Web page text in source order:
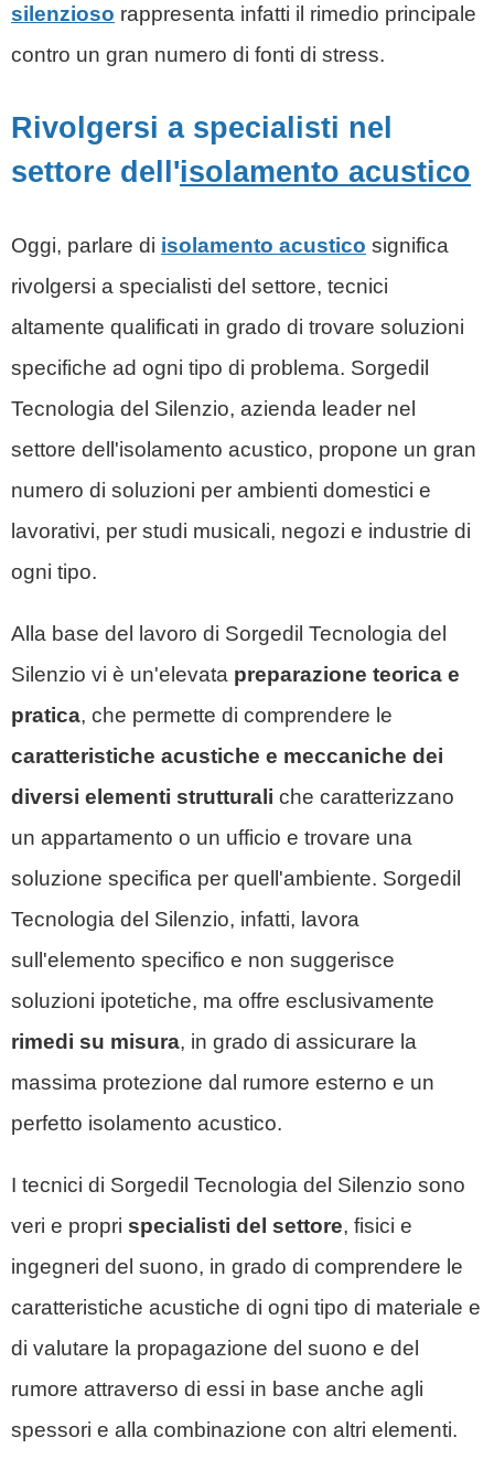
silenzioso rappresenta infatti il rimedio principale
contro un gran numero di fonti di stress.
Rivolgersi a specialisti nel
settore dell'isolamento acustico
Oggi, parlare di isolamento acustico significa
rivolgersi a specialisti del settore, tecnici
altamente qualificati in grado di trovare soluzioni
specifiche ad ogni tipo di problema. Sorgedil
Tecnologia del Silenzio, azienda leader nel
settore dell'isolamento acustico, propone un gran
numero di soluzioni per ambienti domestici e
lavorativi, per studi musicali, negozi e industrie di
ogni tipo.
Alla base del lavoro di Sorgedil Tecnologia del
Silenzio vi è un'elevata preparazione teorica e
pratica, che permette di comprendere le
caratteristiche acustiche e meccaniche dei
diversi elementi strutturali che caratterizzano
un appartamento o un ufficio e trovare una
soluzione specifica per quell'ambiente. Sorgedil
Tecnologia del Silenzio, infatti, lavora
sull'elemento specifico e non suggerisce
soluzioni ipotetiche, ma offre esclusivamente
rimedi su misura, in grado di assicurare la
massima protezione dal rumore esterno e un
perfetto isolamento acustico.
I tecnici di Sorgedil Tecnologia del Silenzio sono
veri e propri specialisti del settore, fisici e
ingegneri del suono, in grado di comprendere le
caratteristiche acustiche di ogni tipo di materiale e
di valutare la propagazione del suono e del
rumore attraverso di essi in base anche agli
spessori e alla combinazione con altri elementi.